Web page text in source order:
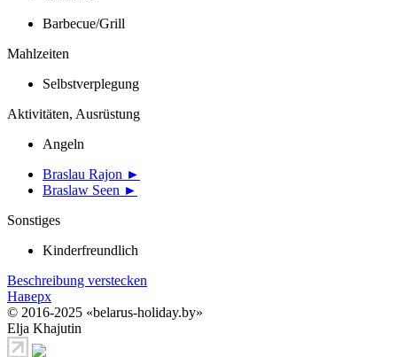
Barbecue/Grill
Mahlzeiten
Selbstverplegung
Aktivitäten, Ausrüstung
Angeln
Braslau Rajon ►
Braslaw Seen ►
Sonstiges
Kinderfreundlich
Beschreibung verstecken
Наверх
© 2016-2025 «belarus-holiday.by»
Elja Khajutin